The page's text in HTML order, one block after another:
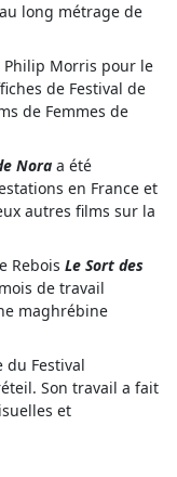
long métrage de
Philip Morris pour le
de Festival de
de Femmes de
Nora a été
en France et
autres films sur la
Rebois Le Sort des
de travail
maghrébine
du Festival
Son travail a fait
et